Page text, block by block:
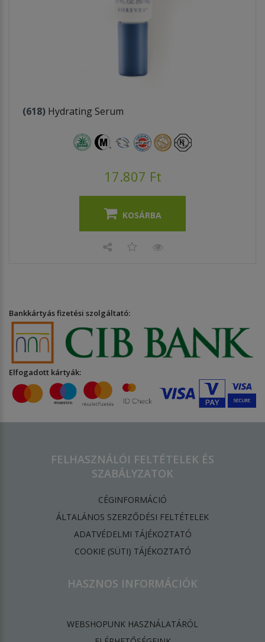
(618) Hydrating Serum
17.807 Ft
KOSÁRBA
Bankkártyás fizetési szolgáltató:
Elfogadott kártyák:
FELHASZNÁLÓI FELTÉTELEK ÉS
SZABÁLYZATOK
CÉGINFORMÁCIÓ
ÁLTALÁNOS SZERZŐDÉSI FELTÉTELEK
ADATVÉDELMI TÁJÉKOZTATÓ
​COOKIE (SÜTI) TÁJÉKOZTATÓ
HASZNOS INFORMÁCIÓK
WEBSHOPUNK HASZNÁLATÁRÓL